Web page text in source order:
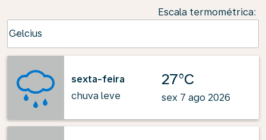
Escala termométrica:
Celcius
keyboard_arrow_down
sexta-feira
chuva leve
27°C
sex 7 ago 2026